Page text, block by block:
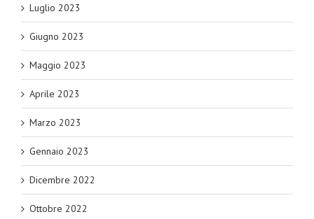
Luglio 2023
Giugno 2023
Maggio 2023
Aprile 2023
Marzo 2023
Gennaio 2023
Dicembre 2022
Ottobre 2022